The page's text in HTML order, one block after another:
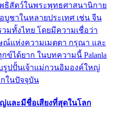
ธิสัตว์ในพระพุทธศาสนานิกาย
ชาในหลายประเทศ เช่น จีน
มทั้งไทย โดยมีความเชื่อว่า
แห่งความเมตตา กรุณา และ
ข์ได้ยาก ในบทความนี้ Palanla
รูปปั้นเจ้าแม่กวนอิมองค์ใหญ่
ในปัจจุบัน
และมีชื่อเสียงที่สุดในโลก